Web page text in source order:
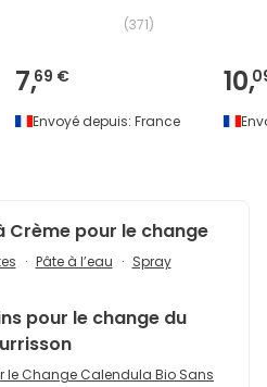
(371)
7,69 €
Envoyé depuis: France
10,
Crème pour le change
Pâte à l’eau Spray
pour le change du
le Change Calendula Bio Sans